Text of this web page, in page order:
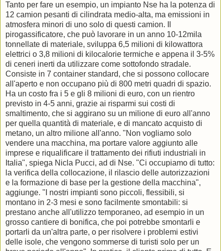
Tanto per fare un esempio, un impianto Nse ha la potenza di
12 camion pesanti di cilindrata medio-alta, ma emissioni in
atmosfera minori di uno solo di questi camion. Il
pirogassificatore, che può lavorare in un anno 10-12mila
tonnellate di materiale, sviluppa 6,5 milioni di kilowattora
elettrici o 3,8 milioni di kilocalorie termiche e appena il 3-5%
di ceneri inerti da utilizzare come sottofondo stradale.
Consiste in 7 container standard, che si possono collocare
all'aperto e non occupano più di 800 metri quadri di spazio.
Ha un costo fra i 5 e gli 8 milioni di euro, con un rientro
previsto in 4-5 anni, grazie ai risparmi sui costi di
smaltimento, che si aggirano su un milione di euro all'anno
per quella quantità di materiale, e di mancato acquisto di
metano, un altro milione all'anno. "Non vogliamo solo
vendere una macchina, ma portare valore aggiunto alle
imprese e riqualificare il trattamento dei rifiuti industriali in
Italia", spiega Nicla Pucci, ad di Nse. "Ci occupiamo di tutto:
la verifica della collocazione, il rilascio delle autorizzazioni
e la formazione di base per la gestione della macchina",
aggiunge. "I nostri impianti sono piccoli, flessibili, si
montano in 2-3 mesi e sono facilmente smontabili: si
prestano anche all'utilizzo temporaneo, ad esempio in un
grosso cantiere di bonifica, che poi potrebbe smontarli e
portarli da un'altra parte, o per risolvere i problemi estivi
delle isole, che vengono sommerse di turisti solo per un